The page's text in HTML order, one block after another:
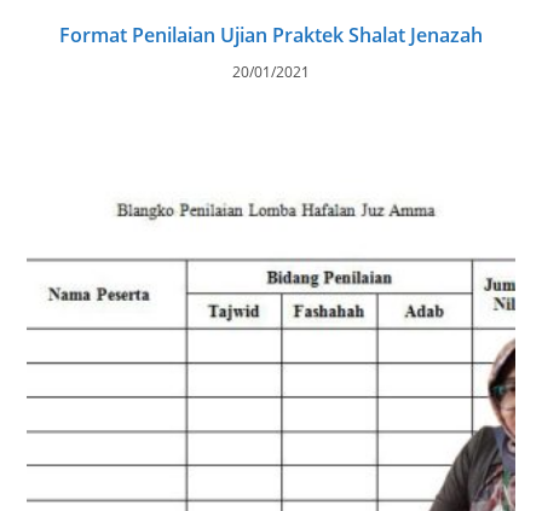
Format Penilaian Ujian Praktek Shalat Jenazah
20/01/2021